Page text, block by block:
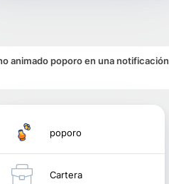
animado poporo en una notificación
poporo
Cartera